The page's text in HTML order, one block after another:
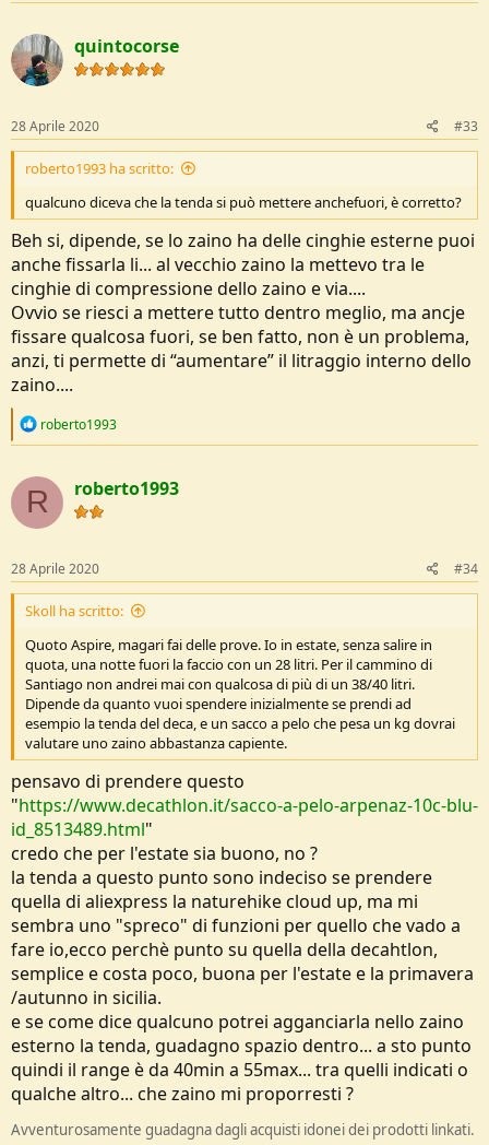
c
t
i
o
s
:
quintocorse
28 Aprile 2020 #33
roberto1993 ha scritto:
qualcuno diceva che la tenda si può mettere anchefuori, è corretto?
Beh si, dipende, se lo zaino ha delle cinghie esterne puoi
anche fissarla li... al vecchio zaino la mettevo tra le
cinghie di compressione dello zaino e via....
Ovvio se riesci a mettere tutto dentro meglio, ma ancje
fissare qualcosa fuori, se ben fatto, non è un problema,
anzi, ti permette di “aumentare” il litraggio interno dello
zaino....
R
c
t
i
o
s
:
roberto1993
R roberto1993
28 Aprile 2020 #34
Skoll ha scritto:
Quoto Aspire, magari fai delle prove. Io in estate, senza salire in
quota, una notte fuori la faccio con un 28 litri. Per il cammino di
Santiago non andrei mai con qualcosa di più di un 38/40 litri.
Dipende da quanto vuoi spendere inizialmente se prendi ad
esempio la tenda del deca, e un sacco a pelo che pesa un kg dovrai
valutare uno zaino abbastanza capiente.
pensavo di prendere questo
"https://www.decathlon.it/sacco-a-pelo-arpenaz-10c-blu-
id_8513489.html"
credo che per l'estate sia buono, no ?
la tenda a questo punto sono indeciso se prendere
quella di aliexpress la naturehike cloud up, ma mi
sembra uno "spreco" di funzioni per quello che vado a
fare io,ecco perchè punto su quella della decahtlon,
semplice e costa poco, buona per l'estate e la primavera
/autunno in sicilia.
e se come dice qualcuno potrei agganciarla nello zaino
esterno la tenda, guadagno spazio dentro... a sto punto
quindi il range è da 40min a 55max... tra quelli indicati o
qualche altro... che zaino mi proporresti ?
Avventurosamente guadagna dagli acquisti idonei dei prodotti linkati.